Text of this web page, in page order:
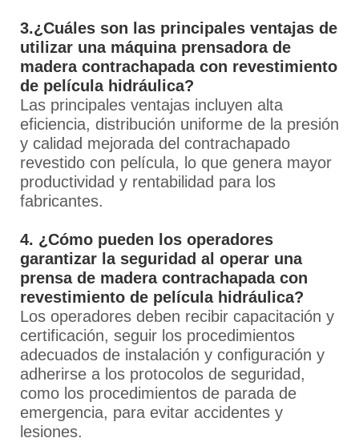
3.¿Cuáles son las principales ventajas de
utilizar una máquina prensadora de
madera contrachapada con revestimiento
de película hidráulica?
Las principales ventajas incluyen alta
eficiencia, distribución uniforme de la presión
y calidad mejorada del contrachapado
revestido con película, lo que genera mayor
productividad y rentabilidad para los
fabricantes.
4. ¿Cómo pueden los operadores
garantizar la seguridad al operar una
prensa de madera contrachapada con
revestimiento de película hidráulica?
Los operadores deben recibir capacitación y
certificación, seguir los procedimientos
adecuados de instalación y configuración y
adherirse a los protocolos de seguridad,
como los procedimientos de parada de
emergencia, para evitar accidentes y
lesiones.